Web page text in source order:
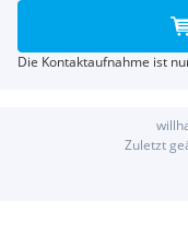
Die Kontaktaufnahme ist
Zuletzt